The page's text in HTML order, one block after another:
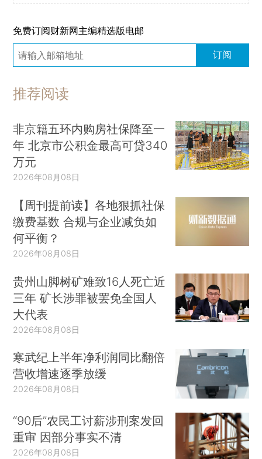
免费订阅财新网主编精选版电邮
订阅
推荐阅读
非京籍五环内购房社保降至一
年 北京市公积金最高可贷340
万元
2026年08月08日
【周刊提前读】各地狠抓社保
缴费基数 合规与企业减负如
何平衡？
2026年08月08日
贵州山脚树矿难致16人死亡近
三年 矿长涉罪被罢免全国人
大代表
2026年08月08日
寒武纪上半年净利润同比翻倍
营收增速逐季放缓
2026年08月08日
“90后”农民工讨薪涉刑案发回
重审 因部分事实不清
2026年08月08日